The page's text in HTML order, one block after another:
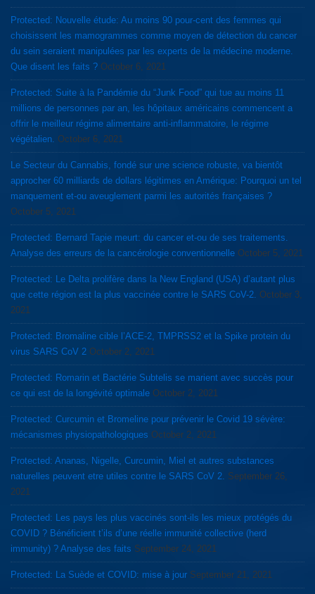
Protected: Nouvelle étude: Au moins 90 pour-cent des femmes qui
choisissent les mamogrammes comme moyen de détection du cancer
du sein seraient manipulées par les experts de la médecine moderne.
Que disent les faits ? October 6, 2021
Protected: Suite à la Pandémie du “Junk Food” qui tue au moins 11
millions de personnes par an, les hôpitaux américains commencent a
offrir le meilleur régime alimentaire anti-inflammatoire, le régime
végétalien. October 6, 2021
Le Secteur du Cannabis, fondé sur une science robuste, va bientôt
approcher 60 milliards de dollars légitimes en Amérique: Pourquoi un tel
manquement et-ou aveuglement parmi les autorités françaises ?
October 5, 2021
Protected: Bernard Tapie meurt: du cancer et-ou de ses traitements.
Analyse des erreurs de la cancérologie conventionnelle October 5, 2021
Protected: Le Delta prolifère dans la New England (USA) d’autant plus
que cette région est la plus vaccinée contre le SARS CoV-2. October 3,
2021
Protected: Bromaline cible l’ACE-2, TMPRSS2 et la Spike protein du
virus SARS CoV 2 October 2, 2021
Protected: Romarin et Bactérie Subtelis se marient avec succès pour
ce qui est de la longévité optimale October 2, 2021
Protected: Curcumin et Bromeline pour prévenir le Covid 19 sévère:
mécanismes physiopathologiques October 2, 2021
Protected: Ananas, Nigelle, Curcumin, Miel et autres substances
naturelles peuvent etre utiles contre le SARS CoV 2. September 26,
2021
Protected: Les pays les plus vaccinés sont-ils les mieux protégés du
COVID ? Bénéficient t’ils d’une réelle immunité collective (herd
immunity) ? Analyse des faits September 24, 2021
Protected: La Suède et COVID: mise à jour September 21, 2021